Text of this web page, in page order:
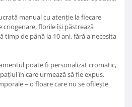
manual cu atenție la fiecare
florile își păstrează
timp de până la 10 ani, fără a necesita
poate fi personalizat cromatic,
în care urmează să fie expus.
– o floare care nu se ofilește